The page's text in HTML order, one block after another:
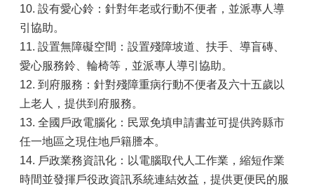
10. 設有愛心鈴：針對年老或行動不便者，並派專人導
引協助。
11. 設置無障礙空間：設置殘障坡道、扶手、導盲磚、
愛心服務鈴、輪椅等，並派專人導引協助。
12. 到府服務：針對殘障重病行動不便者及六十五歲以
上老人，提供到府服務。
13. 全國戶政電腦化：民眾免填申請書並可提供跨縣市
任一地區之現住地戶籍謄本。
14. 戶政業務資訊化：以電腦取代人工作業，縮短作業
時間並發揮戶役政資訊系統連結效益，提供更便民的服